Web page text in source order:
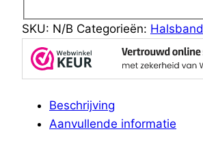
SKU: N/B Categorieën: Halsband
Beschrijving
Aanvullende informatie